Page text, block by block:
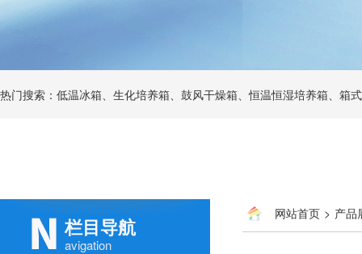
热门搜索：低温冰箱、生化培养箱、鼓风干燥箱、恒温恒湿培养箱、箱
栏目导航
avigation
网站首页 > 产品